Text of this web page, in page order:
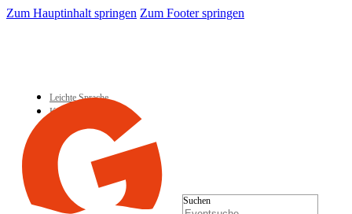
Zum Hauptinhalt springen Zum Footer springen
Leichte Sprache
Kontakt
Suchen